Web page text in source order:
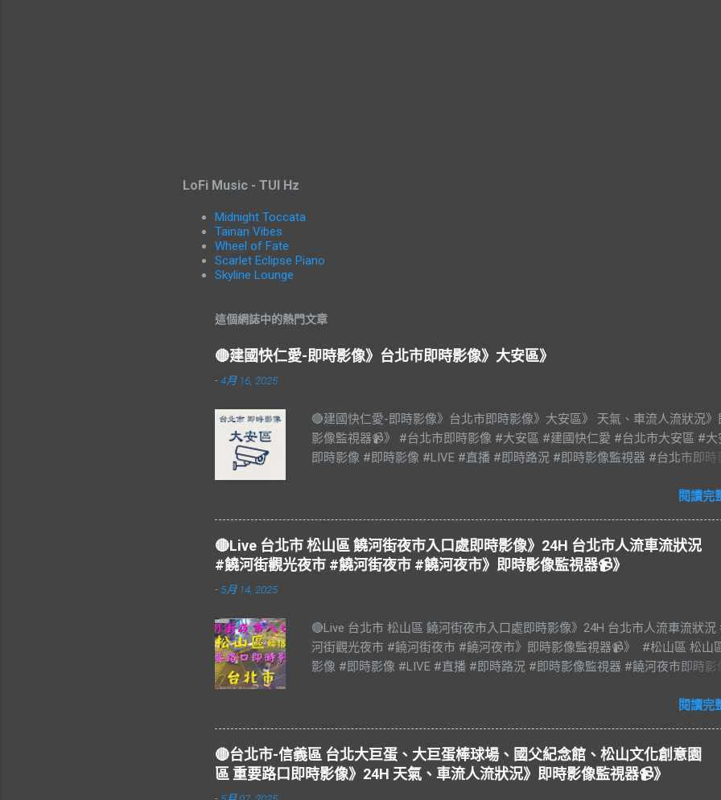
LoFi Music - TUI Hz
Midnight Toccata
Tainan Vibes
Wheel of Fate
Scarlet Eclipse Piano
Skyline Lounge
這個網誌中的熱門文章
🔴建國快仁愛-即時影像》台北市即時影像》大安區》
-4月 16, 2025
🔴建國快仁愛-即時影像》台北市即時影像》大安區》 天氣、車流人流狀況》
影像監視器📹》 #台北市即時影像 #大安區 #建國快仁愛 #台北市大安區 #大
即時影像 #即時影像 #LIVE #直播 #即時路況 #即時影像監視器 #台北市即
閱讀完
🔴Live 台北市 松山區 饒河街夜市入口處即時影像》24H 台北市人流車流狀況
#饒河街觀光夜市 #饒河街夜市 #饒河夜市》即時影像監視器📹》
- 5月 14, 2025
🔴Live 台北市 松山區 饒河街夜市入口處即時影像》24H 台北市人流車流狀況
河街觀光夜市 #饒河街夜市 #饒河夜市》即時影像監視器📹》 #松山區 松山
影像 #即時影像 #LIVE #直播 #即時路況 #即時影像監視器 #饒河夜市即時影
#松山區 #松山慈祐宮 #台灣夜市 #夜市 #台北市即時影像 #JAZZ #JAZZY
#Live #BGM #RELAX #Taiwan #Live BGM Jazz & Blues 爵士樂和藍調 饒河
夜市，又稱饒河街夜市、饒河夜市。位於台灣臺北市松山區饒河街，為臺北
個觀光夜市，也是臺灣繼華西街觀光夜市後第二座觀光夜市。 營業時間： 每
閱讀完
🔴台北市-信義區 台北大巨蛋、大巨蛋棒球場、國父紀念館、松山文化創意園
區 重要路口即時影像》24H 天氣、車流人流狀況》即時影像監視器📹》